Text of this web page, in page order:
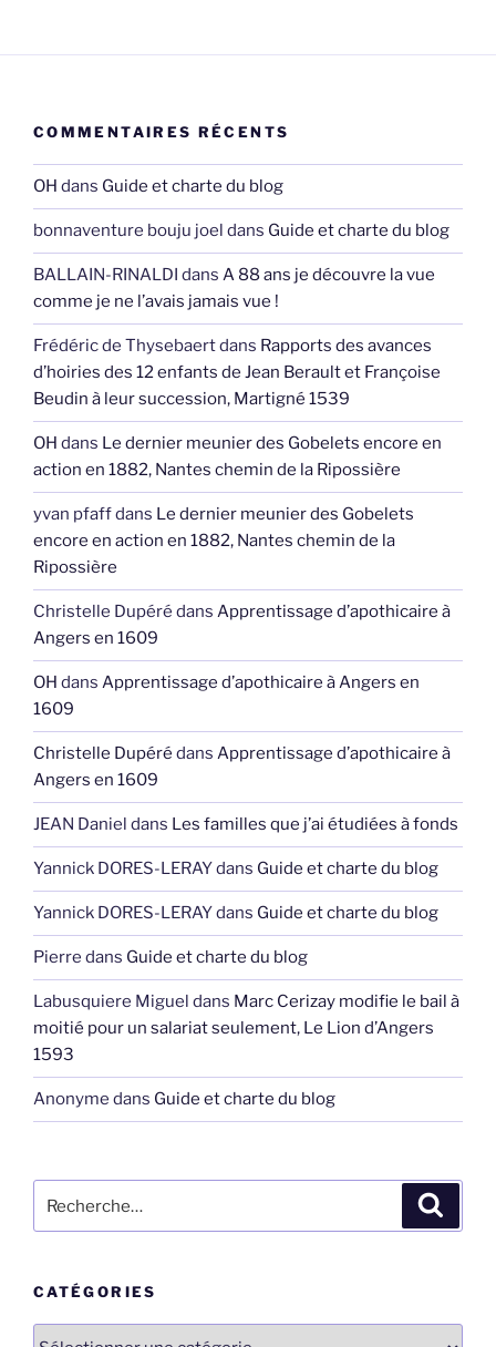
COMMENTAIRES RÉCENTS
OH dans Guide et charte du blog
bonnaventure bouju joel dans Guide et charte du blog
BALLAIN-RINALDI dans A 88 ans je découvre la vue
comme je ne l’avais jamais vue !
Frédéric de Thysebaertdans Rapports des avances
d’hoiries des 12 enfants de Jean Berault et Françoise
Beudin à leur succession, Martigné 1539
OH dans Le dernier meunier des Gobelets encore en
action en 1882, Nantes chemin de la Ripossière
yvan pfaffdans Le dernier meunier des Gobelets
encore en action en 1882, Nantes chemin de la
Ripossière
Christelle Dupéré dans Apprentissage d’apothicaire à
Angers en 1609
OH dans Apprentissage d’apothicaire à Angers en
1609
Christelle Dupéré dans Apprentissage d’apothicaire à
Angers en 1609
JEAN Daniel dans Les familles que j’ai étudiées à fonds
Yannick DORES-LERAYdans Guide et charte du blog
Yannick DORES-LERAYdans Guide et charte du blog
Pierre dans Guide et charte du blog
Labusquiere Miguel dans Marc Cerizay modifie le bail à
moitié pour un salariat seulement, Le Lion d’Angers
1593
Anonyme dans Guide et charte du blog
pour
CATÉGORIES
Catégories